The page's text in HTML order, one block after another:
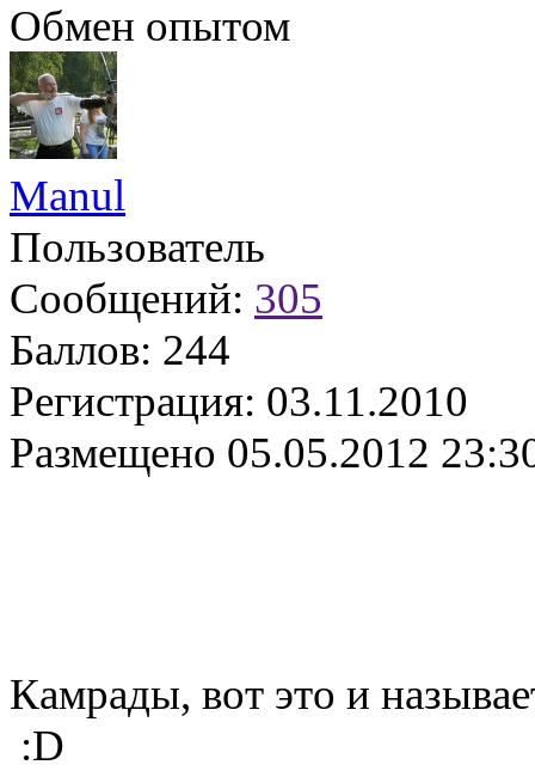
Обмен опытом
Manul
Пользователь
Сообщений: 305
Баллов: 244
Регистрация: 03.11.2010
Размещено 05.05.2012
Камрады, вот это и
:D